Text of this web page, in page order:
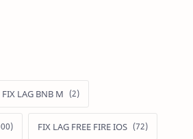
FIX LAG BNB M
FIX LAG FREE FIRE IOS